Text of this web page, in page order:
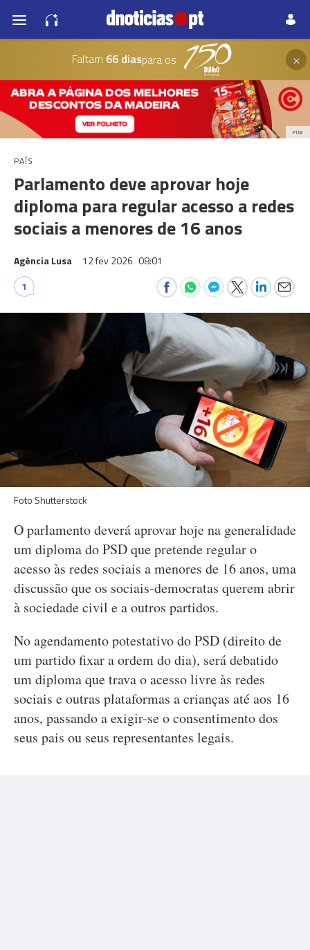
Faltam 66 diaspara os ×
PUB
PAÍS
Parlamento deve aprovar hoje
diploma para regular acesso a redes
sociais a menores de 16 anos
Agência Lusa 12 fev 2026 08:01
1
Foto Shutterstock
O parlamento deverá aprovar hoje na generalidade
um diploma do PSD que pretende regular o
acesso às redes sociais a menores de 16 anos, uma
discussão que os sociais-democratas querem abrir
à sociedade civil e a outros partidos.
No agendamento potestativo do PSD (direito de
um partido fixar a ordem do dia), será debatido
um diploma que trava o acesso livre às redes
sociais e outras plataformas a crianças até aos 16
anos, passando a exigir-se o consentimento dos
seus pais ou seus representantes legais.